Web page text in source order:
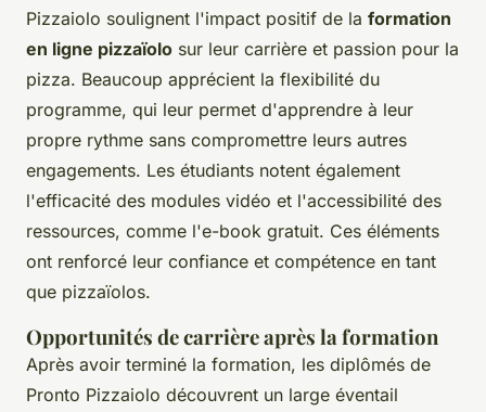
Pizzaiolo soulignent l'impact positif de la formation
en ligne pizzaïolo sur leur carrière et passion pour la
pizza. Beaucoup apprécient la flexibilité du
programme, qui leur permet d'apprendre à leur
propre rythme sans compromettre leurs autres
engagements. Les étudiants notent également
l'efficacité des modules vidéo et l'accessibilité des
ressources, comme l'e-book gratuit. Ces éléments
ont renforcé leur confiance et compétence en tant
que pizzaïolos.
Opportunités de carrière après la formation
Après avoir terminé la formation, les diplômés de
Pronto Pizzaiolo découvrent un large éventail